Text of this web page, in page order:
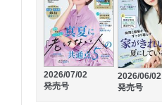
2026/07/02
発売号
2026/06/02
発売号